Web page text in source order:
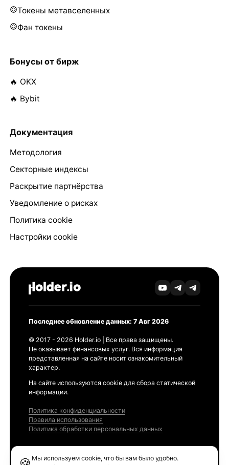
Токены метавселенных
Фан токены
Бонусы от бирж
🔥 OKX
🔥 Bybit
Документация
Методология
Секторные индексы
Раскрытие партнёрства
Уведомление о рисках
Политика cookie
Настройки cookie
Последнее обновление данных: 7 Авг 2026
© 2017 - 2026 Holder.io | Все права защищены.
Не оказывает финансовых услуг. Вся информация
представленная на сайте носит ознакомительный
характер.
На сайте используются cookie для сбора статической
информации.
Политика конфиденциальности
Правила использования
Политика обработки персональных данных
Мы используем cookie, что бы вам было удобно.